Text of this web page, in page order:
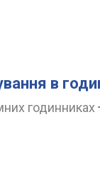
в
годинниках